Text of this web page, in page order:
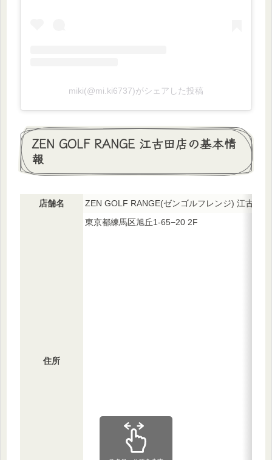
miki(@mi.ki6737)がシェアした投稿
ZEN GOLF RANGE 江古田店の基本情
報
店舗名 ZEN GOLF RANGE(ゼンゴルフレンジ) 江古田店
住所
東京都練馬区旭丘1-65−20 2F